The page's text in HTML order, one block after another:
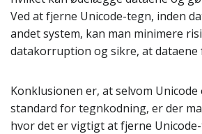
Ved at fjerne Unicode-tegn, inden
andet system, kan man minimere
datakorruption og sikre, at
Konklusionen er, at selvom
standard for tegnkodning, er der
hvor det er vigtigt at fjerne